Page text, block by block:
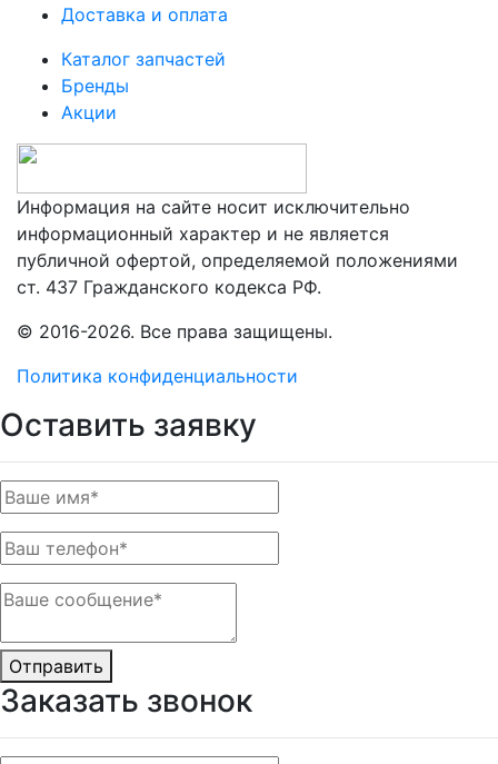
Информация на сайте носит исключительно
информационный характер и не является
публичной офертой, определяемой положениями
ст. 437 Гражданского кодекса РФ.
Доставка и оплата
Каталог запчастей
Бренды
Акции
© 2016-2026. Все права защищены.
Политика конфиденциальности
Оставить заявку
Отправить
Заказать звонок